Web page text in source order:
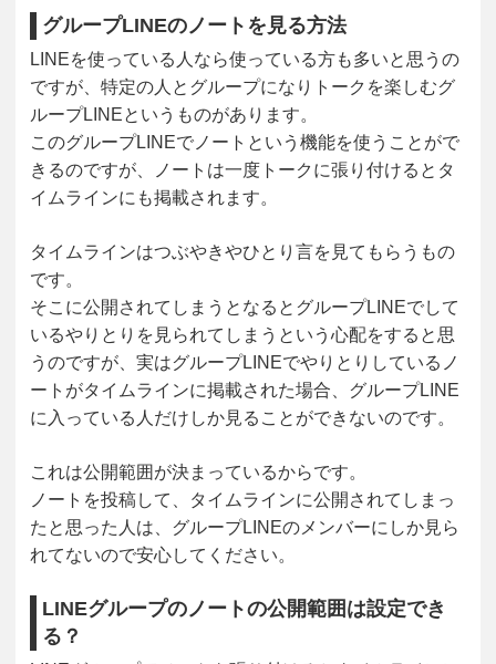
グループLINEのノートを見る方法
LINEを使っている人なら使っている方も多いと思うの
ですが、特定の人とグループになりトークを楽しむグ
ループLINEというものがあります。
このグループLINEでノートという機能を使うことがで
きるのですが、ノートは一度トークに張り付けるとタ
イムラインにも掲載されます。
タイムラインはつぶやきやひとり言を見てもらうもの
です。
そこに公開されてしまうとなるとグループLINEでして
いるやりとりを見られてしまうという心配をすると思
うのですが、実はグループLINEでやりとりしているノ
ートがタイムラインに掲載された場合、グループLINE
に入っている人だけしか見ることができないのです。
これは公開範囲が決まっているからです。
ノートを投稿して、タイムラインに公開されてしまっ
たと思った人は、グループLINEのメンバーにしか見ら
れてないので安心してください。
LINEグループのノートの公開範囲は設定でき
る？